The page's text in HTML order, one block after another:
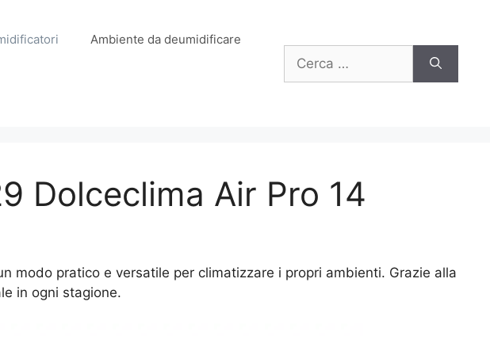
Ambiente da deumidificare
per:
Dolceclima Air Pro 14
modo pratico e versatile per climatizzare i propri ambienti. Grazie alla
in ogni stagione.